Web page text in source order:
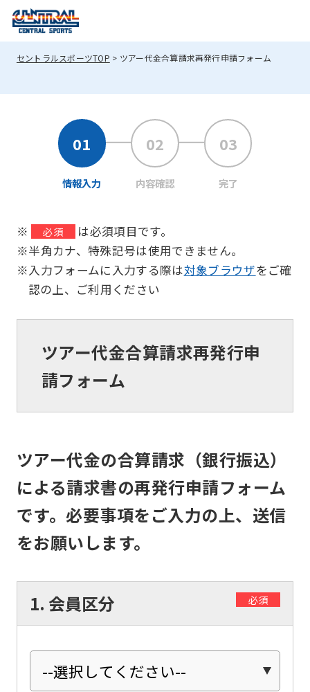
セントラルスポーツTOP ツアー代金合算請求再発行申請フォーム
情報入力 内容確認 完了
※ 必須
は必須項目です。
※半角カナ、特殊記号は使用できません。
※入力フォームに入力する際は対象ブラウザをご確
認の上、ご利用ください
ツアー代金合算請求再発行申
請フォーム
ツアー代金の合算請求（銀行振込）
による請求書の再発行申請フォーム
です。必要事項をご入力の上、送信
をお願いします。
1. 会員区分 必須